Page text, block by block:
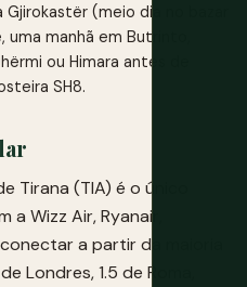
Gjirokastër (meio dia no bazar
manhã em Butrinto,
ou Himara antes de
SH8.
Tirana (TIA) é o único
Wizz Air, Ryanair,
a partir da maioria
Londres, 1.5 de Roma,